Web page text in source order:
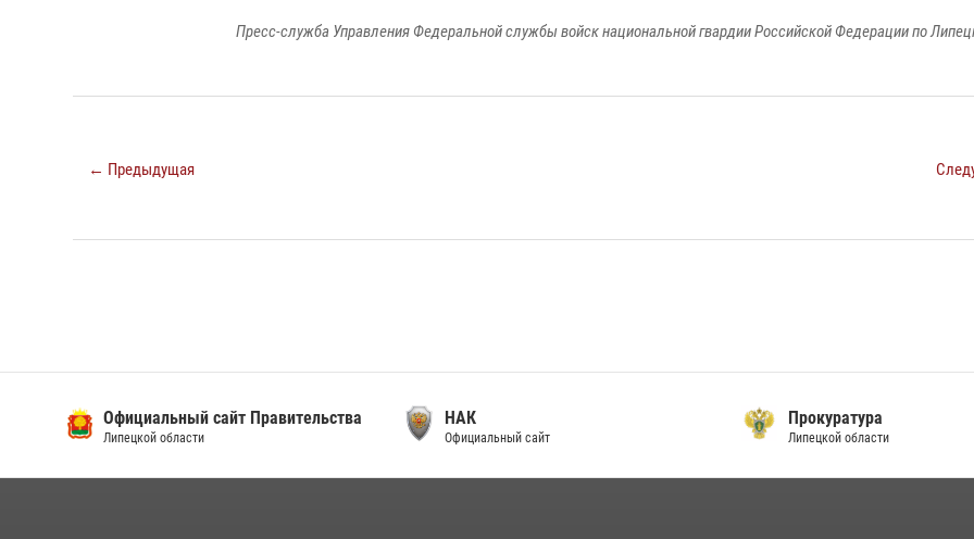
Пресс-служба Управления Федеральной службы войск национальной гвардии Российской Федерации по
← Предыдущая
Официальный сайт Правительства
Липецкой области
НАК
Официальный сайт
Прокуратура
Липецкой области